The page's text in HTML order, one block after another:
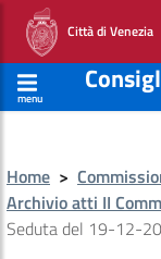
Città di Venezia
menu
Home >
Archivio atti II
Seduta del 19-12-